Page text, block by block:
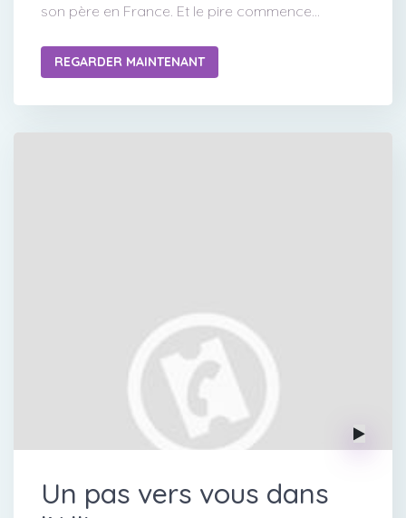
son père en France. Et le pire commence...
REGARDER MAINTENANT
Un pas vers vous dans